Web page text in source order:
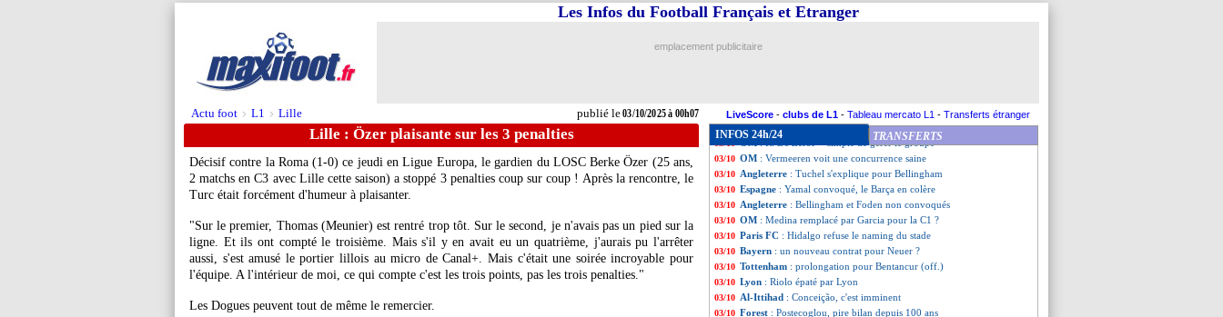
Actu foot > L1 > Lille publié le03/10/2025 à 00h07
Les Infos du Football Français et Etranger
emplacement publicitaire
LiveScore - clubs de L1 - Tableau mercato L1 - Transferts étranger
Lille : Özer plaisante sur les 3 penalties
Décisif contre la Roma (1-0) ce jeudi en Ligue Europa, le gardien du LOSCBerke Özer (25 ans,
2 matchs en C3 avec Lille cette saison) a stoppé 3 penalties coup sur coup ! Après la rencontre, le
Turc était forcément d'humeur à plaisanter.
"Sur le premier, Thomas (Meunier) est rentré trop tôt. Sur le second, je n'avais pas un pied sur la
ligne. Et ils ont compté le troisième. Mais s'il y en avait eu un quatrième, j'aurais pu l'arrêter
aussi, s'est amusé le portier lillois au micro de Canal+. Mais c'était une soirée incroyable pour
l'équipe. A l'intérieur de moi, ce qui compte c'est les trois points, pas les trois penalties."
Les Dogues peuvent tout de même le remercier.
INFOS 24h/24 TRANSFERTS
03/10 Leverkusen: Real, Barça, le fol été de Grimaldo
03/10 Lens: Sage très élogieux envers Thauvin
03/10 Barça
03/10 Liverpool: Slot prend la défense de Konaté
03/10 Man Utd: Zirkzee suivi aussi par le Milan AC
: R. De Zerbi - "simple de gérer le groupe"
03/10 OM : Vermeeren voit une concurrence saine
03/10 Angleterre : Tuchel s'explique pour Bellingham
03/10 Espagne : Yamal convoqué, le Barça en colère
03/10 Angleterre : Bellingham et Foden non convoqués
03/10 OM : Medina remplacé par Garcia pour la C1 ?
03/10 Paris FC : Hidalgo refuse le naming du stade
03/10 Bayern : un nouveau contrat pour Neuer ?
03/10 Tottenham : prolongation pour Bentancur (off.)
03/10 Lyon : Riolo épaté par Lyon
03/10 Al-Ittihad : Conceição, c'est imminent
03/10 Forest : Postecoglou, pire bilan depuis 100 ans